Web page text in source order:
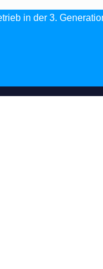
in der 3.